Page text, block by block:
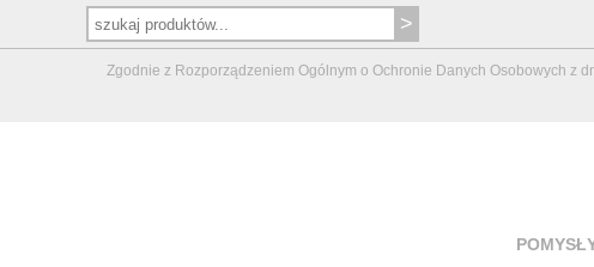
Zgodnie z Rozporządzeniem Ogólnym o Ochronie Danych Osobowych z